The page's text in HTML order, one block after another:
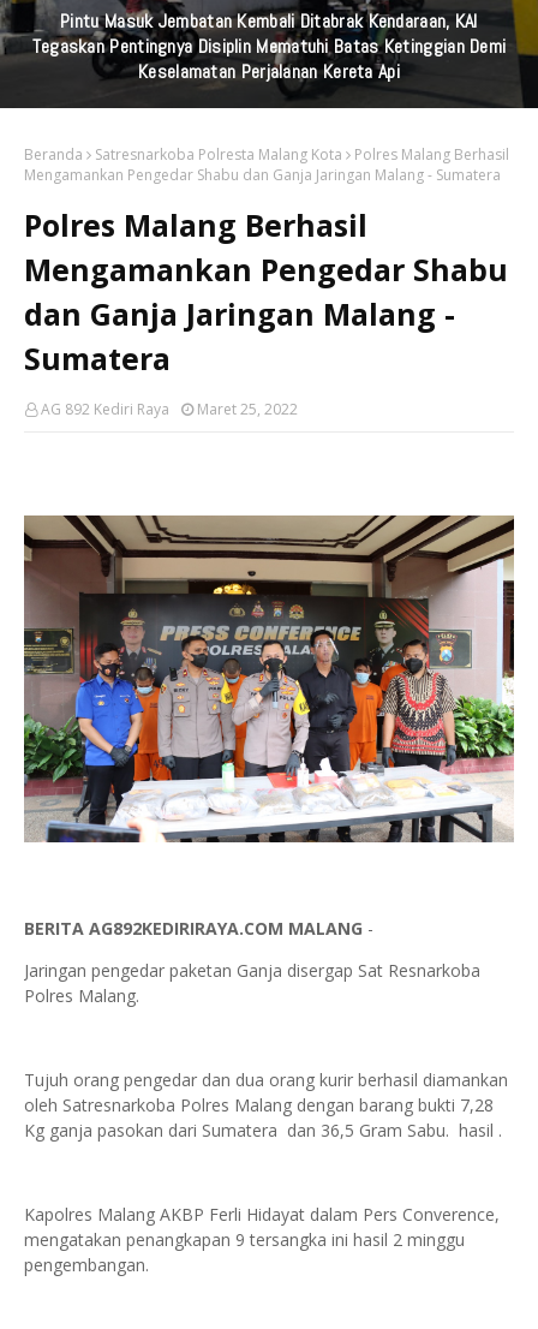
Perkuat Jaringan Media Nasional Dari Pulau Dewata Bali, Garuda
TV Bali Dan Garuda FM Bali Resmi Diluncurkan
Beranda Satresnarkoba Polresta Malang Kota
Polres Malang Berhasil
Mengamankan Pengedar Shabu dan Ganja Jaringan Malang - Sumatera
Polres Malang Berhasil
Mengamankan Pengedar Shabu
dan Ganja Jaringan Malang -
Sumatera
AG 892 Kediri Raya Maret 25, 2022
BERITA AG892KEDIRIRAYA.COM MALANG -
Jaringan pengedar paketan Ganja disergap Sat Resnarkoba
Polres Malang.
Tujuh orang pengedar dan dua orang kurir berhasil diamankan
oleh Satresnarkoba Polres Malang dengan barang bukti 7,28
Kg ganja pasokan dari Sumatera dan 36,5 Gram Sabu. hasil .
Kapolres Malang AKBP Ferli Hidayat dalam Pers Converence,
mengatakan penangkapan 9 tersangka ini hasil 2 minggu
pengembangan.